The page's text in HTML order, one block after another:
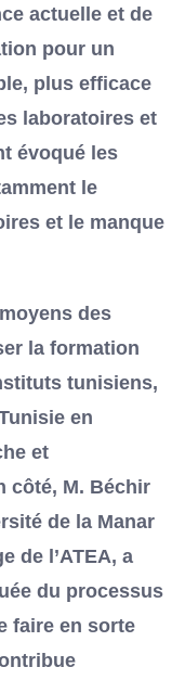
actuelle et de
pour un
plus efficace
laboratoires et
évoqué les
le
et le manque
des
la formation
tunisiens,
en
et
côté, M. Béchir
de la Manar
de l’ATEA, a
du processus
faire en sorte